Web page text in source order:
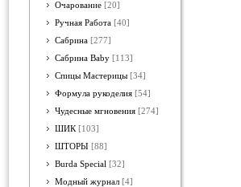
Очарование [20]
Ручная Работа [40]
Сабрина [277]
Сабрина Baby [113]
Спицы Мастерицы [34]
Формула рукоделия [54]
Чудесные мгновения [274]
ШИК [103]
ШТОРЫ [88]
Burda Special [32]
Модный журнал [4]